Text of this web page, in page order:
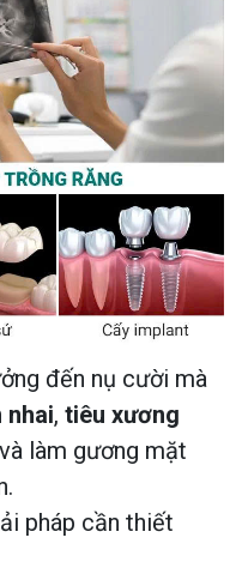
đến nụ cười mà
nhai, tiêu xương
và làm gương mặt
pháp cần thiết